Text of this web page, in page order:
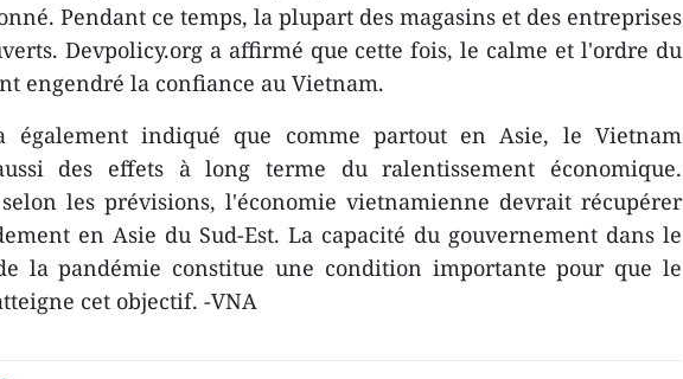
Pendant ce temps, la plupart des magasins et des entreprises
Devpolicy.org a affirmé que cette fois, le calme et l'ordre du
engendré la confiance au Vietnam.
également indiqué que comme partout en Asie, le Vietnam
des effets à long terme du ralentissement économique.
les prévisions, l'économie vietnamienne devrait récupérer
en Asie du Sud-Est. La capacité du gouvernement dans le
la pandémie constitue une condition importante pour que le
cet objectif. -VNA